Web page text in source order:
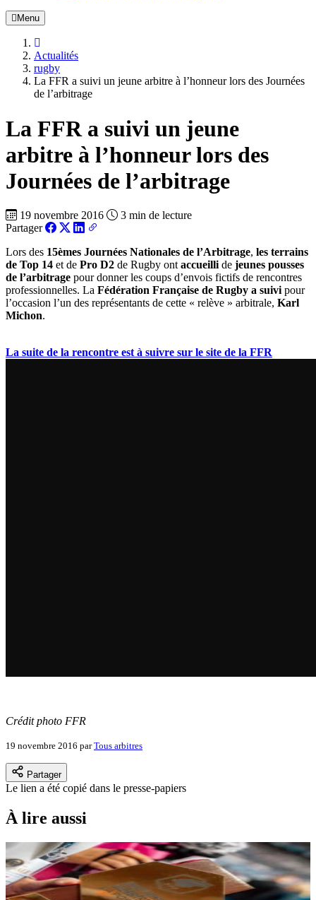
Menu
Actualités
rugby
La FFR a suivi un jeune arbitre à l’honneur lors des Journées
de l’arbitrage
La FFR a suivi un jeune
arbitre à l’honneur lors des
Journées de l’arbitrage
19 novembre 2016
3 min de lecture
Partager
Lors des 15èmes Journées Nationales de l’Arbitrage, les terrains
de Top 14 et de Pro D2 de Rugby ont accueilli de jeunes pousses
de l’arbitrage pour donner les coups d’envois fictifs de rencontres
professionnelles. La Fédération Française de Rugby a suivi pour
l’occasion l’un des représentants de cette « relève » arbitrale, Karl
Michon.
La suite de la rencontre est à suivre sur le site de la FFR
Crédit photo FFR
19 novembre 2016 parTous arbitres
Partager
Le lien a été copié dans le presse-papiers
À lire aussi